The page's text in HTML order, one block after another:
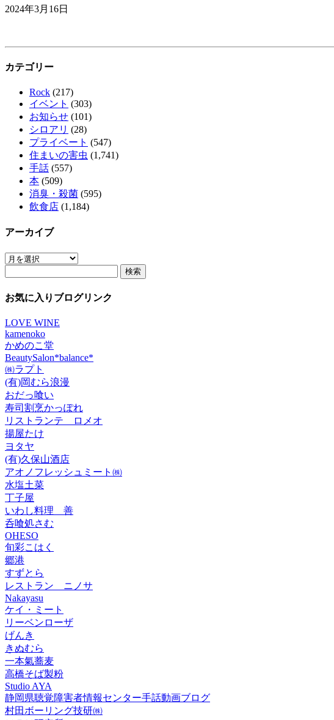
2024年3月16日
カテゴリー
Rock (217)
イベント (303)
お知らせ (101)
シロアリ (28)
プライベート (547)
住まいの害虫 (1,741)
手話 (557)
本 (509)
消臭・殺菌 (595)
飲食店 (1,184)
アーカイブ
ア
イ
お気に入りブログリンク
LOVE WINE
kamenoko
かめのこ堂
BeautySalon*balance*
㈱ラプト
(有)岡むら浪漫
おだっ喰い
寿司割烹かっぽれ
リストランテ ロメオ
揚屋たけ
ヨタヤ
(有)久保山酒店
アオノフレッシュミート㈱
水塩土菜
丁子屋
いわし料理 善
呑喰処さむ
OHESO
旬彩こはく
郷港
すずとら
レストラン ニノサ
Nakayasu
ケイ・ミート
リーベンローザ
げんき
きぬむら
一本氣蕎麦
高橋そば製粉
Studio AYA
静岡県聴覚障害者情報センター手話動画ブログ
村田ボーリング技研㈱